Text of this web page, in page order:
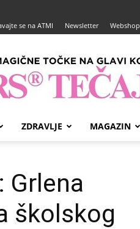
se na ATMI Newsletter Webshop
ZDRAVLJE MAGAZIN
Grlena
školskog